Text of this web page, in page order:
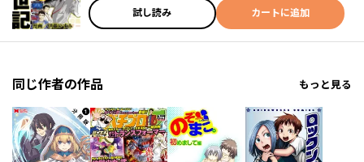
試し読み カートに追加
同じ作者の作品 もっと見る